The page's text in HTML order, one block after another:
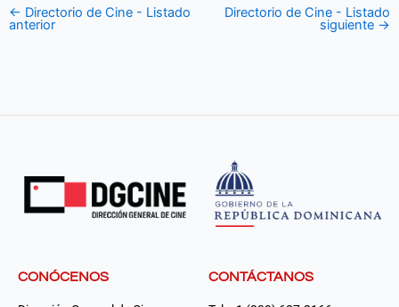
← Directorio de Cine - Listado
anterior
Directorio de Cine - Listado
siguiente →
CONÓCENOS CONTÁCTANOS